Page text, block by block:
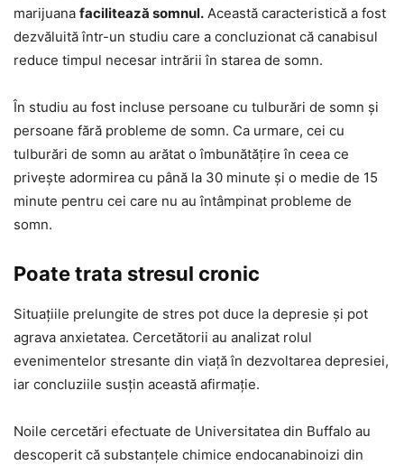
marijuana facilitează somnul. Această caracteristică a fost
dezvăluită într-un studiu care a concluzionat că canabisul
reduce timpul necesar intrării în starea de somn.
În studiu au fost incluse persoane cu tulburări de somn și
persoane fără probleme de somn. Ca urmare, cei cu
tulburări de somn au arătat o îmbunătățire în ceea ce
privește adormirea cu până la 30 minute și o medie de 15
minute pentru cei care nu au întâmpinat probleme de
somn.
Poate trata stresul cronic
Situațiile prelungite de stres pot duce la depresie și pot
agrava anxietatea. Cercetătorii au analizat rolul
evenimentelor stresante din viață în dezvoltarea depresiei,
iar concluziile susțin această afirmație.
Noile cercetări efectuate de Universitatea din Buffalo au
descoperit că substanțele chimice endocanabinoizi din